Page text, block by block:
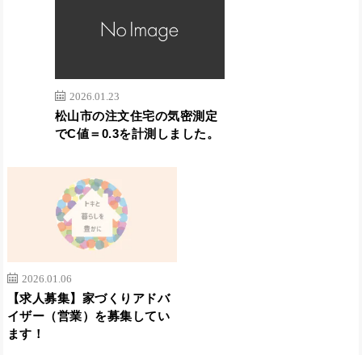
2026.01.23
松山市の注文住宅の気密測定
でC値＝0.3を計測しました。
2026.01.06
【求人募集】家づくりアドバ
イザー（営業）を募集してい
ます！